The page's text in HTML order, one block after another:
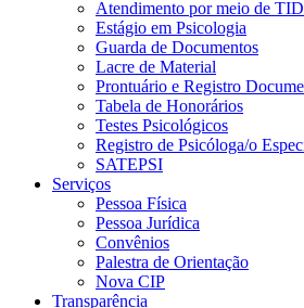
Atendimento por meio de
Estágio em Psicologia
Guarda de Documentos
Lacre de Material
Prontuário e Registro
Tabela de Honorários
Testes Psicológicos
Registro de Psicóloga/o
SATEPSI
Serviços
Pessoa Física
Pessoa Jurídica
Convênios
Palestra de Orientação
Nova CIP
Transparência